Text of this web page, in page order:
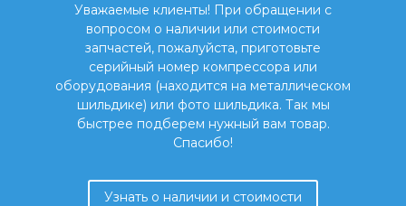
Уважаемые клиенты! При обращении с
вопросом о наличии или стоимости
запчастей, пожалуйста, приготовьте
серийный номер компрессора или
оборудования (находится на металлическом
шильдике) или фото шильдика. Так мы
быстрее подберем нужный вам товар.
Спасибо!
Узнать о наличии и стоимости